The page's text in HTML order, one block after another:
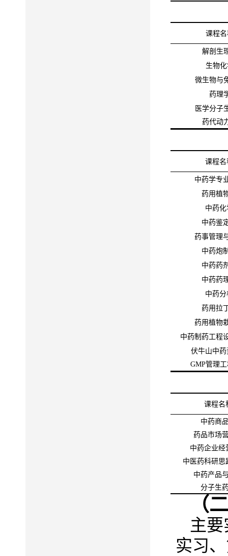
课程名
解剖生
生物
微生物与
药理
医学分子
药代动
课程名
中药学专
药用植
中药化
中药鉴
药事管理
中药炮
中药药
中药药
中药分
药用拉
药用植物
中药制药工程
伏牛山中
GMP管理
课程名
中药商
药品市场
中药企业经
中医药科研思
中药产品
分子生
（
主
实习